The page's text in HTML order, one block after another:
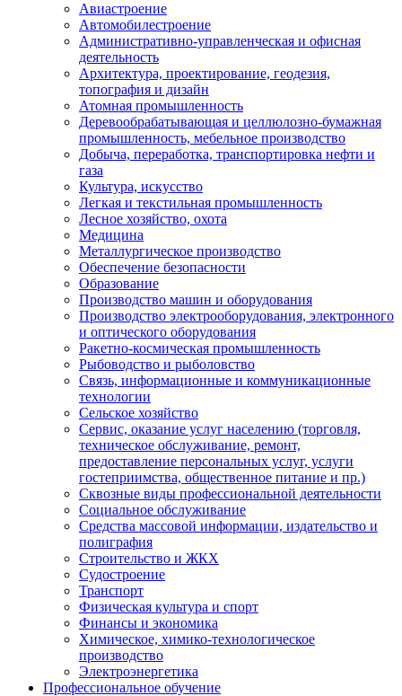
Авиастроение
Автомобилестроение
Административно-управленческая и офисная
деятельность
Архитектура, проектирование, геодезия,
топография и дизайн
Атомная промышленность
Деревообрабатывающая и целлюлозно-бумажная
промышленность, мебельное производство
Добыча, переработка, транспортировка нефти и
газа
Культура, искусство
Легкая и текстильная промышленность
Лесное хозяйство, охота
Медицина
Металлургическое производство
Обеспечение безопасности
Образование
Производство машин и оборудования
Производство электрооборудования, электронного
и оптического оборудования
Ракетно-космическая промышленность
Рыбоводство и рыболовство
Связь, информационные и коммуникационные
технологии
Сельское хозяйство
Сервис, оказание услуг населению (торговля,
техническое обслуживание, ремонт,
предоставление персональных услуг, услуги
гостеприимства, общественное питание и пр.)
Сквозные виды профессиональной деятельности
Социальное обслуживание
Средства массовой информации, издательство и
полиграфия
Строительство и ЖКХ
Судостроение
Транспорт
Физическая культура и спорт
Финансы и экономика
Химическое, химико-технологическое
производство
Электроэнергетика
Профессиональное обучение